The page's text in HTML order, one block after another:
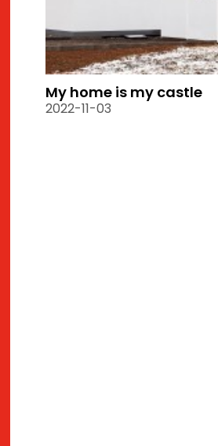
My home is my castle
2022-11-03